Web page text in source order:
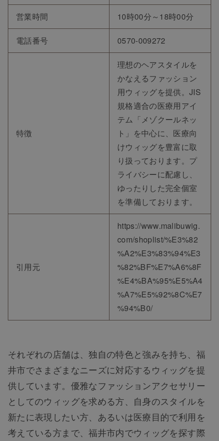
TOP
NEW
RANKING
ウィッグ
プレゼント
ヘアケア
ヘアスタイル
抜け毛
薄毛
営業時間 10時00分～18時00分
電話番号 0570-009272
特徴
理想のヘアスタイルを
かなえるファッション
用ウィッグを提供。JIS
規格適合の医療用アイ
テム「メゾクールネッ
ト」を中心に、医療向
けウィッグを豊富に取
り扱っております。プ
ライバシーに配慮し、
ゆったりした完全個室
を準備しております。
引用元
https://www.malibuwig.
com/shoplist/%E3%82
%A2%E3%83%94%E3
%82%BF%E7%A6%8F
%E4%BA%95%E5%A4
%A7%E5%92%8C%E7
%94%B0/
それぞれの店舗は、独自の特色と強みを持ち、福
井市でさまざまなニーズに対応するウィッグを提
供しています。優雅なファッションアクセサリー
としてのウィッグを求める方、自身のスタイルを
新たに表現したい方、あるいは医療目的で利用を
考えている方まで、福井市内でウィッグを探す際